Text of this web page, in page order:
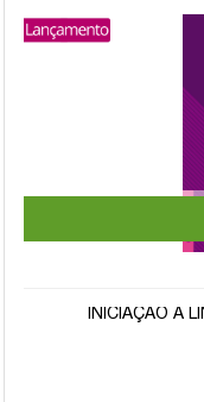
INICIAÇÃO À